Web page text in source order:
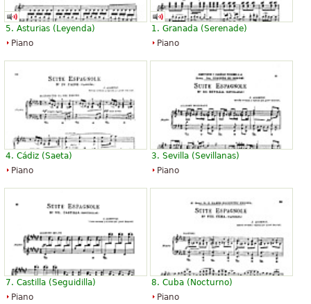
Attribution-ShareAlike. Faz uso de material contido em artigo do
Wikipedia "Suite española Op. 47 (Albéniz)".
5. Asturias (Leyenda)
Piano
1. Granada (Serenade)
Piano
4. Cádiz (Saeta)
Piano
3. Sevilla (Sevillanas)
Piano
7. Castilla (Seguidilla)
Piano
8. Cuba (Nocturno)
Piano